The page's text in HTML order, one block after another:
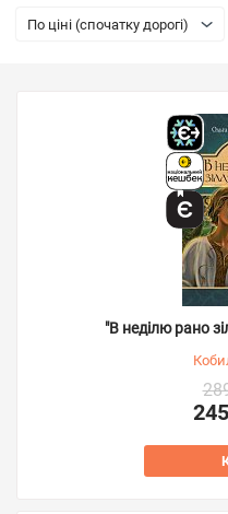
По ціні (спочатку дорогі)
"В неділю рано